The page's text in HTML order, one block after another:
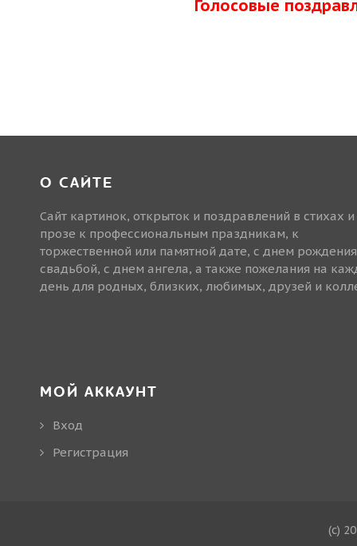
Голосовые
О САЙТЕ
Сайт картинок, открыток и поздравлений в стихах и
прозе к профессиональным праздникам, к
торжественной или памятной дате, с днем
свадьбой, с днем ангела, а также пожелания на
день для родных, близких, любимых, друзей и
МОЙ АККАУНТ
Вход
Регистрация
(c)